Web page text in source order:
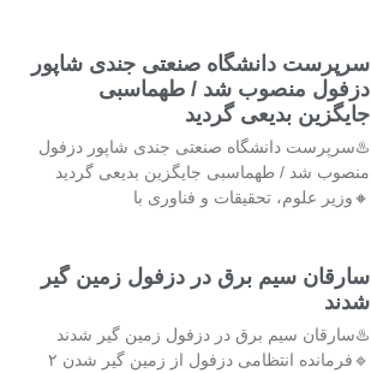
سرپرست دانشگاه صنعتی جندی شاپور
دزفول منصوب شد / طهماسبی
جایگزین بدیعی گردید
♨️سرپرست دانشگاه صنعتی جندی شاپور دزفول
منصوب شد / طهماسبی جایگزین بدیعی گردید
🔸وزیر علوم، تحقیقات و فناوری با
سارقان سیم برق در دزفول زمین گیر
شدند
♨️سارقان سیم برق در دزفول زمین گیر شدند
🔹فرمانده انتظامی دزفول از زمین گیر شدن ۲